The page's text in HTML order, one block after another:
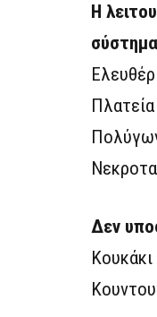
Η
Δεν